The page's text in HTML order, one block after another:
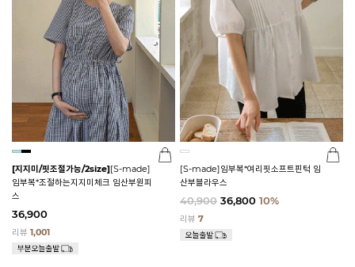
[지지미/핏조절가능/2size][S-made]
임부복*조절하는지지미체크 임산부원피
스
36,900
리뷰 1,001
[S-made]임부복*여리핏소프트핀턱 임
산부블라우스
40,900 36,800 10%
리뷰 7